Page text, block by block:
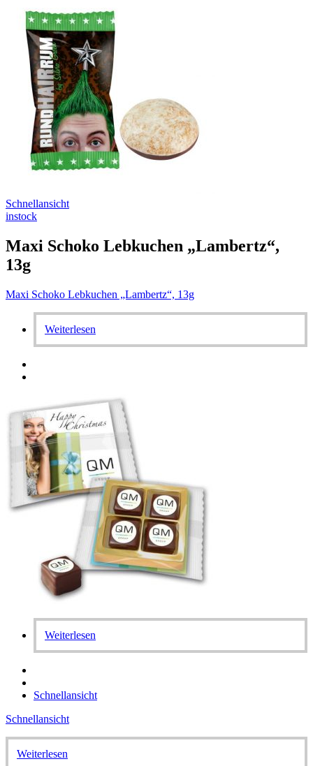
Schnellansicht
instock
Maxi Schoko Lebkuchen „Lambertz“,
13g
Maxi Schoko Lebkuchen „Lambertz“, 13g
Weiterlesen
Weiterlesen
Schnellansicht
Schnellansicht
Weiterlesen